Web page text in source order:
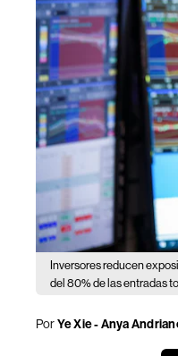
Inversores reducen
del 80% de las entradas
PorYe Xie - Anya